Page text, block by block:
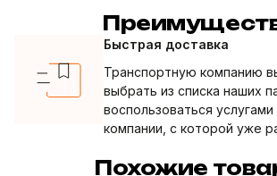
Быстрая доставка
Транспортную компанию
выбрать из списка наших
воспользоваться
компании, с которой уже
Похожие